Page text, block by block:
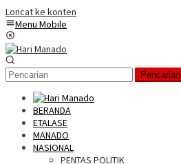
Loncat ke konten
Menu Mobile
Pencarian
BERANDA
ETALASE
MANADO
NASIONAL
PENTAS POLITIK